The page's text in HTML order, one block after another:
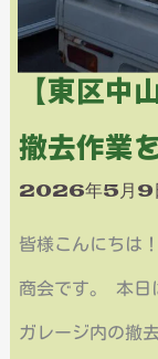
事
例【東区中
撤去作業
2026年5月9
皆様こんにちは
商会です。 本日
ガレージ内の撤
ジ
内
撤
去
作
業
を